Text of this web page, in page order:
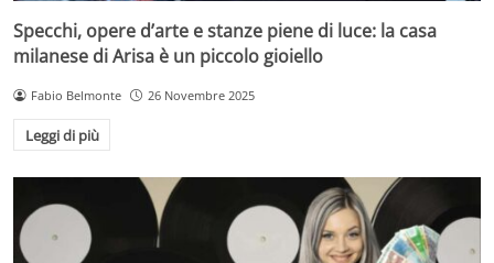
Specchi, opere d’arte e stanze piene di luce: la casa
milanese di Arisa è un piccolo gioiello
Fabio Belmonte 26 Novembre 2025
Leggi di più